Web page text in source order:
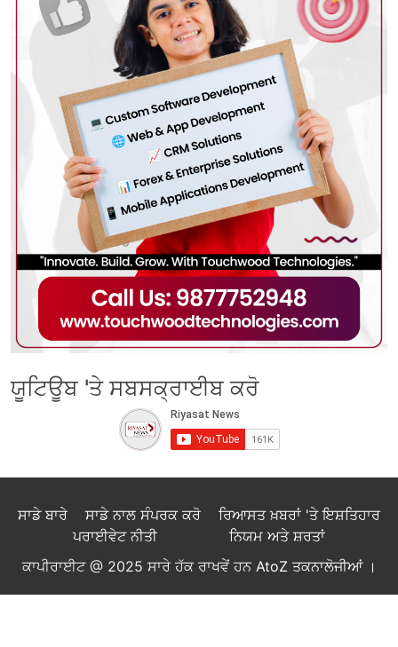
ਯੂਟਿਊਬ 'ਤੇ ਸਬਸਕ੍ਰਾਈਬ ਕਰੋ
ਸਾਡੇ ਬਾਰੇ ਸਾਡੇ ਨਾਲ ਸੰਪਰਕ ਕਰੋ
ਰਿਆਸਤ ਖ਼ਬਰਾਂ 'ਤੇ ਇਸ਼ਤਿਹਾਰ
ਪਰਾਈਵੇਟ ਨੀਤੀ
ਨਿਯਮ ਅਤੇ ਸ਼ਰਤਾਂ
ਕਾਪੀਰਾਈਟ @ 2025 ਸਾਰੇ ਹੱਕ ਰਾਖਵੇਂ ਹਨ AtoZ ਤਕਨਾਲੋਜੀਆਂ।